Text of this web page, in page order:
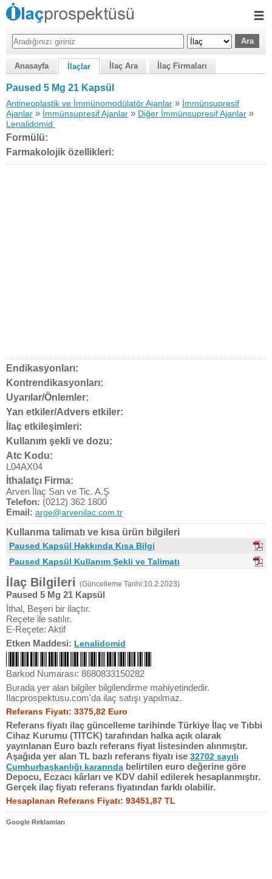
Anasayfa İlaçlar İlaç Ara İlaç Firmaları
Paused 5 Mg 21 Kapsül
Antineoplastik ve İmmünomodülatör Ajanlar » İmmünsupresif
Ajanlar » İmmünsupresif Ajanlar » Diğer İmmünsupresif Ajanlar »
Lenalidomid
Formülü:
Farmakolojik özellikleri:
Endikasyonları:
Kontrendikasyonları:
Uyarılar/Önlemler:
Yan etkiler/Advers etkiler:
İlaç etkileşimleri:
Kullanım şekli ve dozu:
Atc Kodu:
L04AX04
İthalatçı Firma:
Arven İlaç San ve Tic. A.Ş
Telefon: (0212) 362 1800
Email: arge@arvenilac.com.tr
Kullanma talimatı ve kısa ürün bilgileri
Paused Kapsül Hakkında Kısa Bilgi
Paused Kapsül Kullanım Şekli ve Talimatı
İlaç Bilgileri (Güncelleme Tarihi:10.2.2023)
Paused 5 Mg 21 Kapsül
İthal, Beşeri bir ilaçtır.
Reçete ile satılır.
E-Reçete: Aktif
Etken Maddesi: Lenalidomid
Barkod Numarası: 8680833150282
Burada yer alan bilgiler bilgilendirme mahiyetindedir.
Ilacprospektusu.com'da ilaç satışı yapılmaz.
Referans Fiyatı: 3375,82 Euro
Referans fiyatı ilaç güncelleme tarihinde Türkiye İlaç ve Tıbbi
Cihaz Kurumu (TITCK) tarafından halka açık olarak
yayınlanan Euro bazlı referans fiyat listesinden alınmıştır.
Aşağıda yer alan TL bazlı referans fiyatı ise 32702 sayılı
Cumhurbaşkanlığı kararında belirtilen euro değerine göre
Depocu, Eczacı kârları ve KDV dahil edilerek hesaplanmıştır.
Gerçek ilaç fiyatı referans fiyatından farklı olabilir.
Hesaplanan Referans Fiyatı: 93451,87 TL
Google Reklamları